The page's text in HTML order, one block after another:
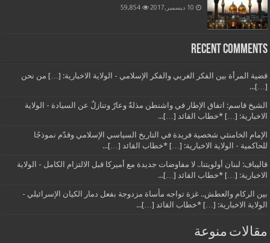
10 ديسمبر,2017 59,854
Recent Comments
قضية المرأة بين الفكر الغربي والفكر الإسلامي - الولاية الاخبارية: […] من نحن
[…]...
الشيخ قاسم: اتفاق الإطار في واشنطن مذلةٌ وعارٌ وتنازلٌ عن السيادة - الولاية
الاخبارية: […] *خطاب القائد […]...
الإمام الخامنئي شخصية فريدة في التاريخ السياسي الإسلامي وقدّم نموذجًا
للحاكمية - الولاية الاخبارية: […] *خطاب القائد […]...
قاليباف: لبنان أولويتنا.. لا مفاوضات جديدة مع أميركا قبل الالتزام الكامل - الولاية
الاخبارية: […] *خطاب القائد […]...
بين الركام والعطش.. غزة تواجه مأساة مزدوجة بفعل دمار الكيان الإسرائيلي -
الولاية الاخبارية: […] *خطاب القائد […]...
مقالات منوعة